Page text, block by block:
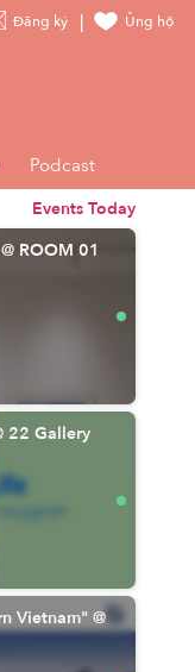
hộ
Podcast
Events Today
ROOM 01
22 Gallery
Vietnam" @